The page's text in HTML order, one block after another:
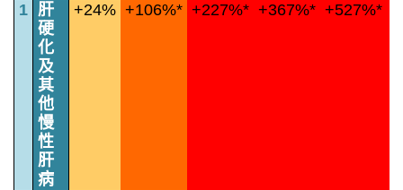
1 肝
硬
化
及
其
他
慢
性
肝
病
+24% +106%* +227%* +367%* +527%*